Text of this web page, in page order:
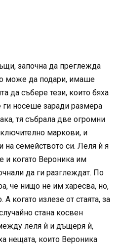
започна да преглежда
може да подари, имаше
да събере тези, които бяха
ги носеше заради размера
тя събрала две огромни
маркови, и
на семейството си. Леля ѝ я
и когато Вероника им
да ги разглеждат. По
че нищо не им харесва, но,
когато излезе от стаята, за
стана косвен
леля ѝ и дъщеря ѝ,
нещата, които Вероника